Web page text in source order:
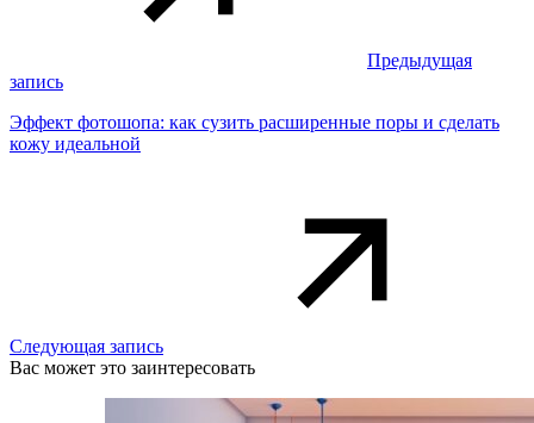
Предыдущая
запись
Эффект фотошопа: как сузить расширенные поры и сделать
кожу идеальной
Следующая запись
Вас может это заинтересовать